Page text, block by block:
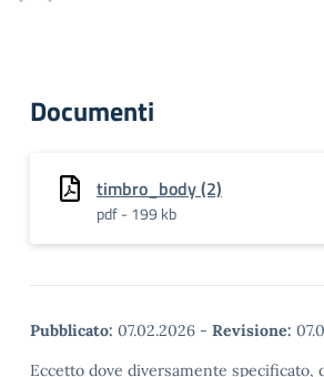
Documenti
timbro_body (2)
pdf - 199 kb
Pubblicato: 07.02.2026 - Revisione:
Eccetto dove diversamente specificato,